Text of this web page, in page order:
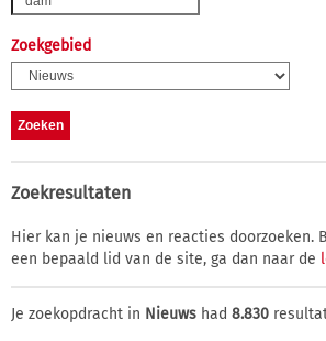
Zoekgebied
Zoekresultaten
Hier kan je nieuws en reacties doorzoeken.
een bepaald lid van de site, ga dan naar de
Je zoekopdracht in Nieuws had 8.830